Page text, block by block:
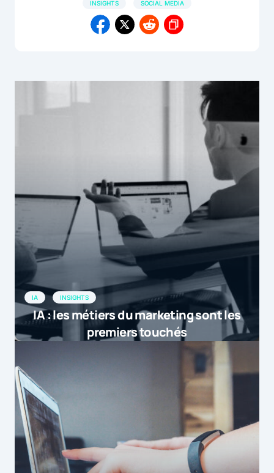
INSIGHTS SOCIAL MEDIA
IA INSIGHTS
IA : les métiers du marketing sont les
premiers touchés